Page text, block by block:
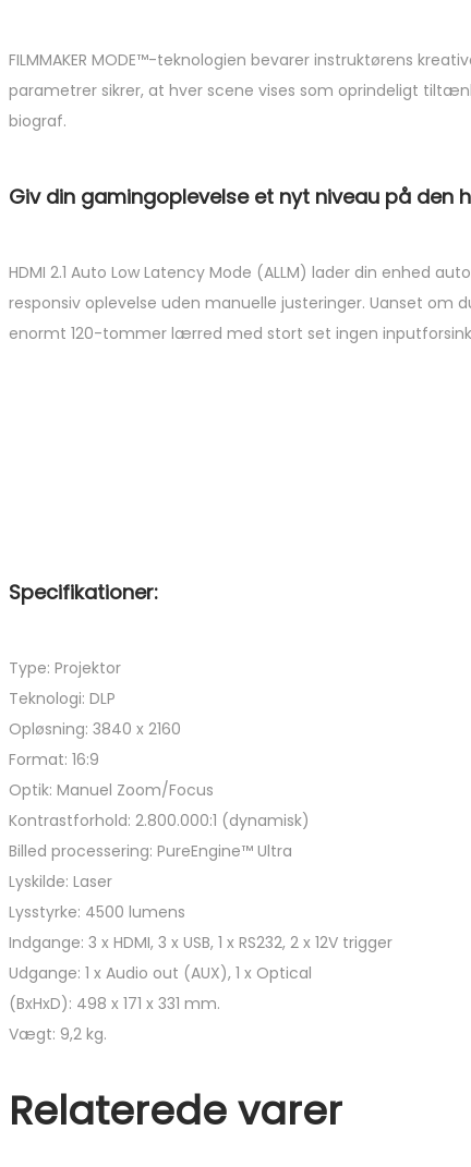
FILMMAKER MODE™-teknologien bevarer instruktørens
parametrer sikrer, at hver scene vises som oprindeligt
biograf.
Giv din gamingoplevelse et nyt niveau på den
HDMI 2.1 Auto Low Latency Mode (ALLM) lader din enhed
responsiv oplevelse uden manuelle justeringer. Uanset
enormt 120-tommer lærred med stort set ingen
Specifikationer:
Type: Projektor
Teknologi: DLP
Opløsning: 3840 x 2160
Format: 16:9
Optik: Manuel Zoom/Focus
Kontrastforhold: 2.800.000:1 (dynamisk)
Billed processering: PureEngine™ Ultra
Lyskilde: Laser
Lysstyrke: 4500 lumens
Indgange: 3 x HDMI, 3 x USB, 1 x RS232, 2 x 12V trigger
Udgange: 1 x Audio out (AUX), 1 x Optical
(BxHxD): 498 x 171 x 331 mm.
Vægt: 9,2 kg.
Relaterede varer